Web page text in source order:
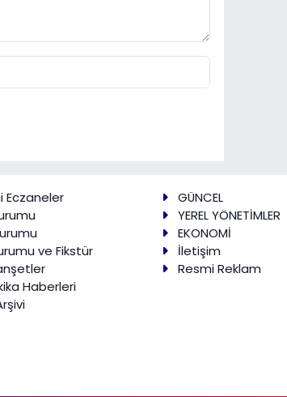
Eczaneler
ve Fikstür
Haberleri
GÜNCEL
YEREL YÖNETİMLER
EKONOMİ
İletişim
Resmi Reklam